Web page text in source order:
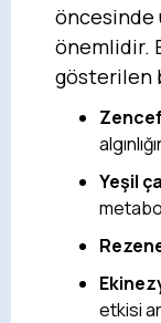
öncesinde
önemlidir.
gösterilen
Yeşil
etkisi